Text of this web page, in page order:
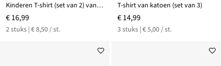
Kinderen T-shirt (set van 2) van biologisch katoen
€ 16,99
2 stuks | € 8,50 / st.
T-shirt van katoen (set van 3)
€ 14,99
3 stuks | € 5,00 / st.